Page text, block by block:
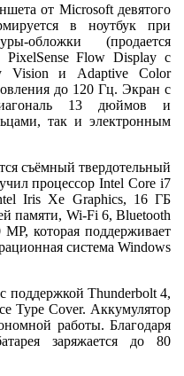
от Microsoft девятого
в ноутбук при
обложки (продается
PixelSense Flow Display с
Vision и Adaptive Color
до 120 Гц. Экран с
13 дюймов и
так и электронным
съёмный твердотельный
процессор Intel Core i7
Iris Xe Graphics, 16 ГБ
памяти, Wi-Fi 6, Bluetooth
которая поддерживает
система Windows
поддержкой Thunderbolt 4,
Type Cover. Аккумулятор
работы. Благодаря
заряжается до 80